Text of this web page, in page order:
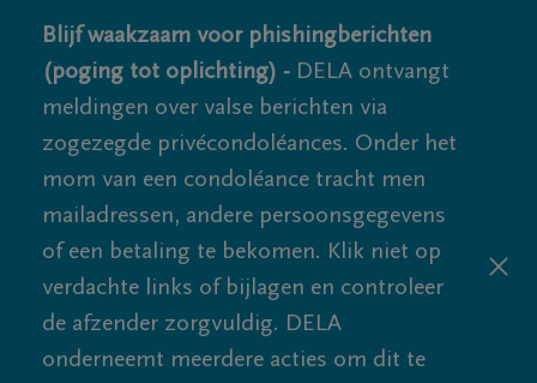
Blijf waakzaam voor phishingberichten
(poging tot oplichting) - DELA ontvangt
meldingen over valse berichten via
zogezegde privécondoléances. Onder het
mom van een condoléance tracht men
mailadressen, andere persoonsgegevens
of een betaling te bekomen. Klik niet op
verdachte links of bijlagen en controleer
de afzender zorgvuldig. DELA
onderneemt meerdere acties om dit te